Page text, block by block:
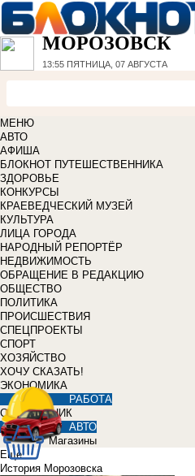
МОРОЗОВСК
13:55 ПЯТНИЦА, 07 АВГУСТА
МЕНЮ
АВТО
АФИША
БЛОКНОТ ПУТЕШЕСТВЕННИКА
ЗДОРОВЬЕ
КОНКУРСЫ
КРАЕВЕДЧЕСКИЙ МУЗЕЙ
КУЛЬТУРА
ЛИЦА ГОРОДА
НАРОДНЫЙ РЕПОРТЁР
НЕДВИЖИМОСТЬ
ОБРАЩЕНИЕ В РЕДАКЦИЮ
ОБЩЕСТВО
ПОЛИТИКА
ПРОИСШЕСТВИЯ
СПЕЦПРОЕКТЫ
СПОРТ
ХОЗЯЙСТВО
ХОЧУ СКАЗАТЬ!
ЭКОНОМИКА
РАБОТА
СПРАВОЧНИК
АВТО
Магазины
Еще
История Морозовска